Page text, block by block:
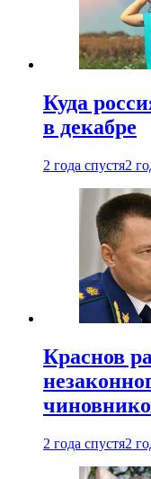
Куда
в декабре
2 года спустя2
Краснов
2 года спустя2